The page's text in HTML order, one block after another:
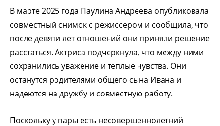
В марте 2025 года Паулина Андреева опубликовала
совместный снимок с режиссером и сообщила, что
после девяти лет отношений они приняли решение
расстаться. Актриса подчеркнула, что между ними
сохранились уважение и теплые чувства. Они
останутся родителями общего сына Ивана и
надеются на дружбу и совместную работу.
Поскольку у пары есть несовершеннолетний